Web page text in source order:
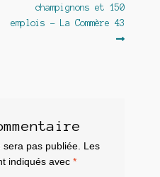
champignons et 150
emplois – La Commère 43
sera pas publiée. Les
indiqués avec *